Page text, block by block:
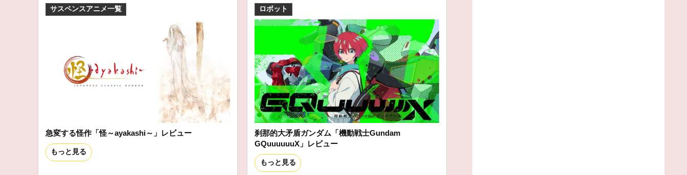
サスペンスアニメ一覧
急変する怪作「怪～ayakashi～」レビュー
もっと見る
ロボット
刹那的大矛盾ガンダム「機動戦士Gundam
GQuuuuuuX」レビュー
もっと見る